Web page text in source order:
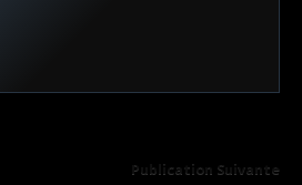
Publication Suivante